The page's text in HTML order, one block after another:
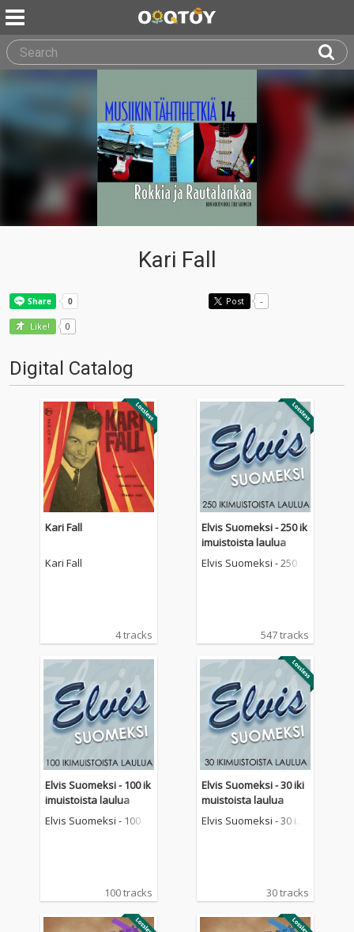
Kari Fall
Post -
Like! 0
Digital Catalog
Kari Fall
Kari Fall
4 tracks
Elvis Suomeksi - 250 ik
imuistoista laulua
Elvis Suomeksi - 250 ik
547 tracks
Elvis Suomeksi - 100 ik
imuistoista laulua
Elvis Suomeksi - 100 ik
100 tracks
Elvis Suomeksi - 30 iki
muistoista laulua
Elvis Suomeksi - 30 iki
30 tracks